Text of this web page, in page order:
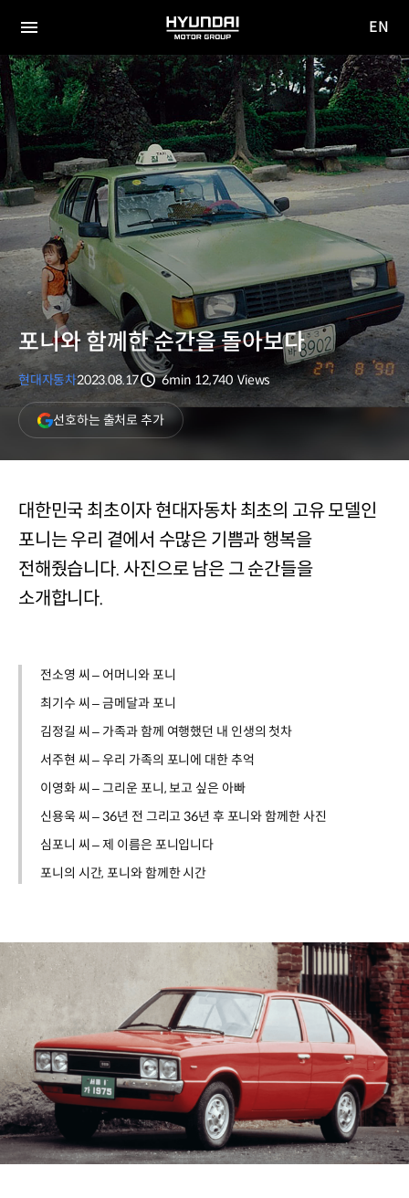
전체
메뉴
HYUNDAI
MOTOR
GROUP
사이
이동
EN
포니와 함께한 순간을 돌아보다
현대자동차2023.08.17
분량
6min
조회수
12,740 Views
선호하는 출처로 추가(새
창
열림)
대한민국 최초이자 현대자동차 최초의 고유 모델인
포니는 우리 곁에서 수많은 기쁨과 행복을
전해줬습니다. 사진으로 남은 그 순간들을
소개합니다.
전소영 씨 – 어머니와 포니
최기수 씨 – 금메달과 포니
김정길 씨 – 가족과 함께 여행했던 내 인생의 첫차
서주현 씨 – 우리 가족의 포니에 대한 추억
이영화 씨 – 그리운 포니, 보고 싶은 아빠
신용욱 씨 – 36년 전 그리고 36년 후 포니와 함께한 사진
심포니 씨 – 제 이름은 포니입니다
포니의 시간, 포니와 함께한 시간